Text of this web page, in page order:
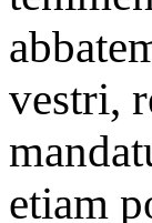
vestri,
etiam